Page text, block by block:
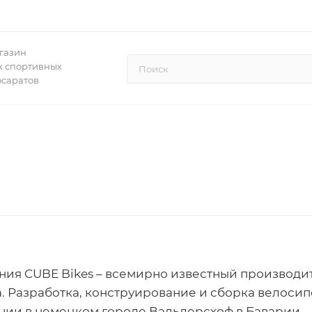
спортивных
CUBE Bikes – всемирно известный
Разработка, конструирование и сборка